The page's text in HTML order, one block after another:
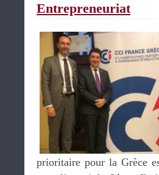
Entrepreneuriat
prioritaire pour la Grèce